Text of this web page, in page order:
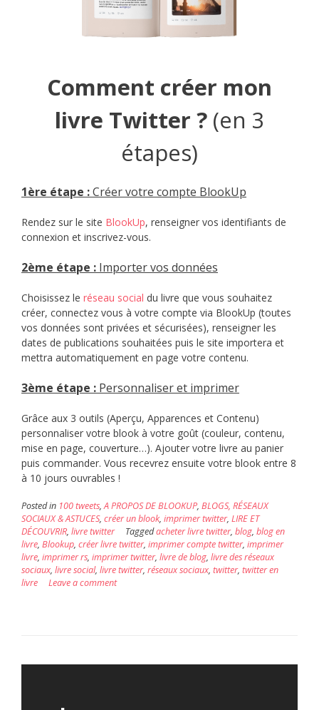
Comment créer mon
livre Twitter ?(en 3
étapes)
1ère étape :Créer votre compte BlookUp
Rendez sur le site BlookUp, renseigner vos identifiants de
connexion et inscrivez-vous.
2ème étape : Importer vos données
Choisissez le réseau social du livre que vous souhaitez
créer, connectez vous à votre compte via BlookUp (toutes
vos données sont privées et sécurisées), renseigner les
dates de publications souhaitées puis le site importera et
mettra automatiquement en page votre contenu.
3ème étape : Personnaliser et imprimer
Grâce aux 3 outils (Aperçu, Apparences et Contenu)
personnaliser votre blook à votre goût (couleur, contenu,
mise en page, couverture…). Ajouter votre livre au panier
puis commander. Vous recevrez ensuite votre blook entre 8
à 10 jours ouvrables !
Posted in 100 tweets,A PROPOS DE BLOOKUP, BLOGS, RÉSEAUX
SOCIAUX & ASTUCES, créer un blook, imprimer twitter, LIRE ET
DÉCOUVRIR, livre twitter Taggedacheter livre twitter, blog, blog en
livre, Blookup, créer livre twitter, imprimer compte twitter, imprimer
livre, imprimer rs, imprimer twitter, livre de blog, livre des réseaux
sociaux, livre social, livre twitter, réseaux sociaux, twitter, twitter en
livre
Leave a comment